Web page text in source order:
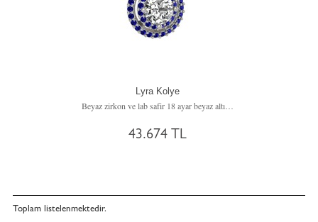
Lyra Kolye
43.674 TL
Toplam listelenmektedir.